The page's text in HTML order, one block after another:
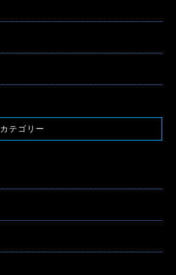
カテゴリー